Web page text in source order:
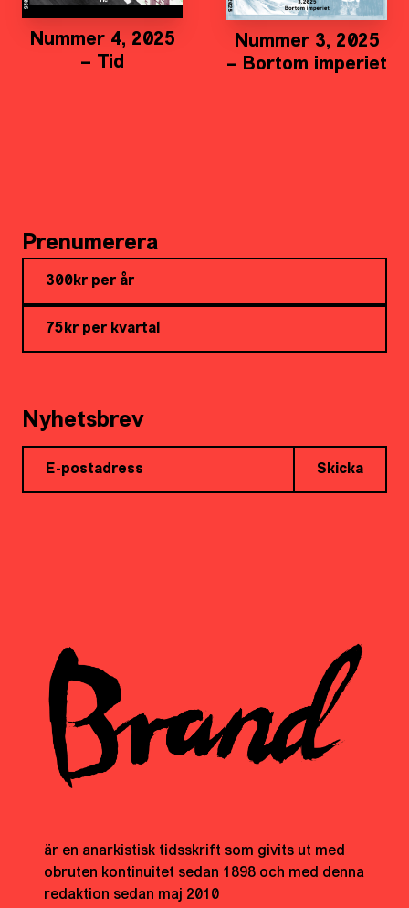
Nummer 4, 2025
– Tid
Nummer 3, 2025
– Bortom imperiet
Prenumerera
300kr per år
75kr per kvartal
Nyhetsbrev
Skicka
är en anarkistisk tidsskrift som givits ut med
obruten kontinuitet sedan 1898 och med denna
redaktion sedan maj 2010